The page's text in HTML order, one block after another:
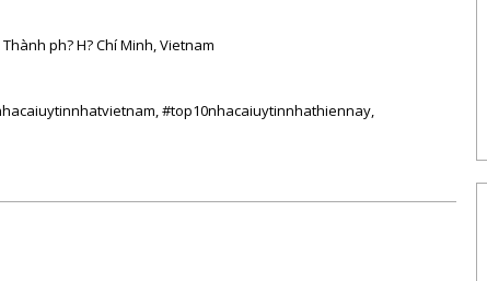
ph? H? Chí Minh, Vietnam
#top10nhacaiuytinnhathiennay,